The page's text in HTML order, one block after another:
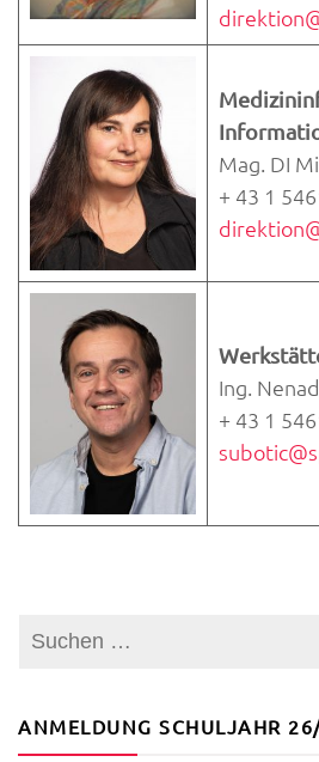
Mag. DI
+ 43 1
Ing.
+ 43 1
ANMELDUNG SCHULJAHR